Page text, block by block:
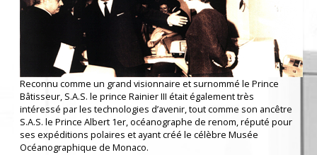
Reconnu comme un grand visionnaire et surnommé le Prince
Bâtisseur, S.A.S. le prince Rainier III était également très
intéressé par les technologies d’avenir, tout comme son ancêtre
S.A.S. le Prince Albert 1er, océanographe de renom, réputé pour
ses expéditions polaires et ayant créé le célèbre Musée
Océanographique de Monaco.